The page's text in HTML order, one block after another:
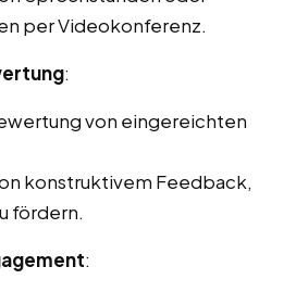
per Videokonferenz.
:
von eingereichten
konstruktivem Feedback,
fördern.
: